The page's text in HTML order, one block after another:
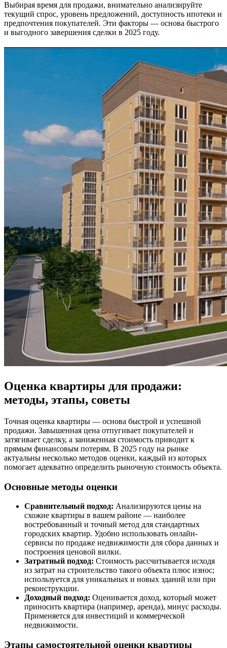
Выбирая время для продажи, внимательно анализируйте
текущий спрос, уровень предложений, доступность ипотеки и
предпочтения покупателей. Эти факторы — основа быстрого
и выгодного завершения сделки в 2025 году.
Оценка квартиры для продажи:
методы, этапы, советы
Точная оценка квартиры — основа быстрой и успешной
продажи. Завышенная цена отпугивает покупателей и
затягивает сделку, а заниженная стоимость приводит к
прямым финансовым потерям. В 2025 году на рынке
актуальны несколько методов оценки, каждый из которых
помогает адекватно определить рыночную стоимость объекта.
Основные методы оценки
Сравнительный подход: Анализируются цены на
схожие квартиры в вашем районе — наиболее
востребованный и точный метод для стандартных
городских квартир. Удобно использовать онлайн-
сервисы по продаже недвижимости для сбора данных и
построения ценовой вилки.
Затратный подход: Стоимость рассчитывается исходя
из затрат на строительство такого объекта плюс износ;
используется для уникальных и новых зданий или при
реконструкции.
Доходный подход: Оценивается доход, который может
приносить квартира (например, аренда), минус расходы.
Применяется для инвестиций и коммерческой
недвижимости.
Этапы самостоятельной оценки квартиры